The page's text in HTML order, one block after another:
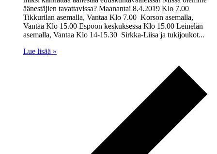
äänestäjien tavattavissa? Maanantai 8.4.2019 Klo 7.00
Tikkurilan asemalla, Vantaa Klo 7.00 Korson asemalla,
Vantaa Klo 15.00 Espoon keskuksessa Klo 15.00 Leinelän
asemalla, Vantaa Klo 14-15.30 Sirkka-Liisa ja tukijoukot...
Lue lisää »